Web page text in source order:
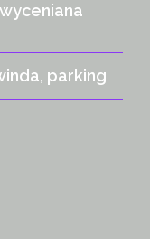
parking